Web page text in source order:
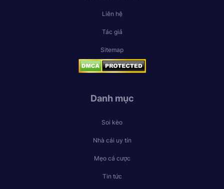
Liên hệ
Tác giả
Sitemap
Danh mục
Soi kèo
Nhà cái uy tín
Mẹo cá cược
Tin tức